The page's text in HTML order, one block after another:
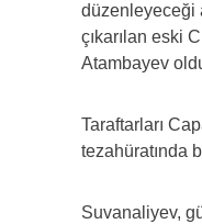
düzenleyeceği
çıkarılan eski
Atambayev
Taraftarları
tezahüratında
Suvanaliyev,